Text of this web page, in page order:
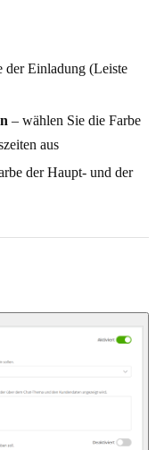
der Einladung (Leiste
– wählen Sie die Farbe
aus
der Haupt- und der